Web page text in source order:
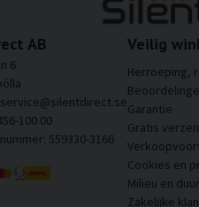
AB
6
100 00
559330-3166
Veilig
Herroeping,
Garantie
Gratis
Cookies en
Milieu en
Zakelijke